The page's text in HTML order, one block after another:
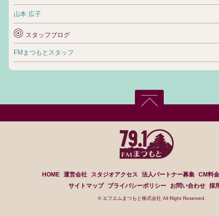
山本 広子
スタッフブログ
FMまつもとスタッフ
HOME 運営会社 スタジオアクセス 法人パートナー募集 CM料
サイトマップ
プライバシーポリシー お問い合わせ 採
© エフエムまつもと株式会社 All Right Reserved.